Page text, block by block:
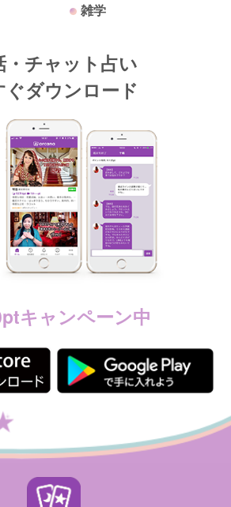
雑学
・チャット占い
ぐダウンロード
キャンペーン中